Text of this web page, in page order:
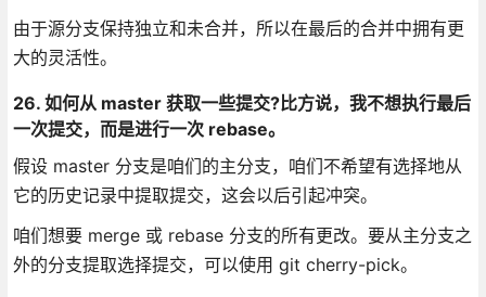
由于源分支保持独立和未合并，所以在最后的合并中拥有更
大的灵活性。
26. 如何从 master 获取一些提交?比方说，我不想执行最后
一次提交，而是进行一次 rebase。
假设 master 分支是咱们的主分支，咱们不希望有选择地从
它的历史记录中提取提交，这会以后引起冲突。
咱们想要 merge 或 rebase 分支的所有更改。要从主分支之
外的分支提取选择提交，可以使用 git cherry-pick。